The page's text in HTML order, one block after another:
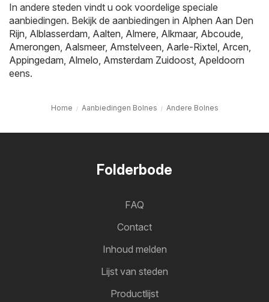
In andere steden vindt u ook voordelige speciale
aanbiedingen. Bekijk de aanbiedingen in Alphen Aan Den
Rijn Alblasserdam Aalten Almere Alkmaar, Abcoude
Amerongen Aalsmeer, Amstelveen Aarle-Rixtel Arcen
Appingedam Almelo Amsterdam Zuidoost Apeldoorn
eens.
Home Aanbiedingen Bolnes Andere Bolnes
Folderbode
FAQ
Contact
Inhoud melden
Lijst van steden
Productlijst